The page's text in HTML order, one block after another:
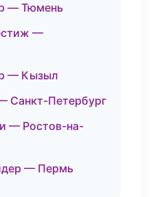
— Тюмень
—
— Кызыл
Санкт-Петербург
— Ростов-на-
— Пермь